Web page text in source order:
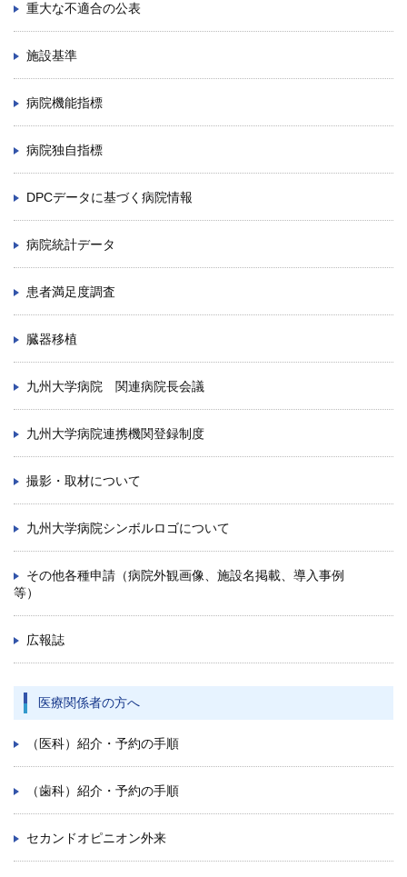
重大な不適合の公表
施設基準
病院機能指標
病院独自指標
DPCデータに基づく病院情報
病院統計データ
患者満足度調査
臓器移植
九州大学病院 関連病院長会議
九州大学病院連携機関登録制度
撮影・取材について
九州大学病院シンボルロゴについて
その他各種申請（病院外観画像、施設名掲載、導入事例
等）
広報誌
医療関係者の方へ
（医科）紹介・予約の手順
（歯科）紹介・予約の手順
セカンドオピニオン外来